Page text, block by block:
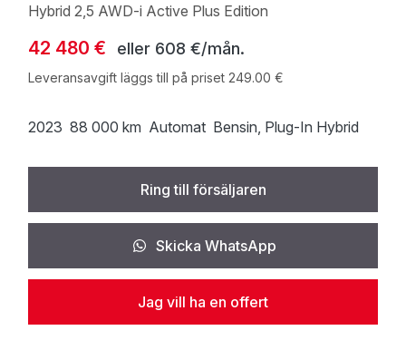
Hybrid 2,5 AWD-i Active Plus Edition
42 480 € eller 608 €/mån.
Leveransavgift läggs till på priset 249.00 €
2023 88 000 km Automat Bensin , Plug-In Hybrid
Ring till försäljaren
Skicka WhatsApp
Jag vill ha en offert